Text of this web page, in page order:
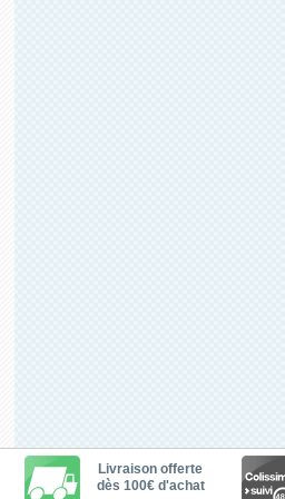
Livraison offerte
dès 100€ d'achat